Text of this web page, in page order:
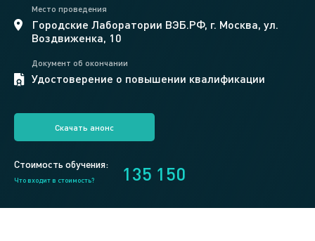
Место проведения
Городские Лаборатории ВЭБ.РФ, г. Москва, ул.
Воздвиженка, 10
Документ об окончании
Удостоверение о повышении квалификации
Скачать анонс
Стоимость обучения:
Что входит в стоимость? 135 150